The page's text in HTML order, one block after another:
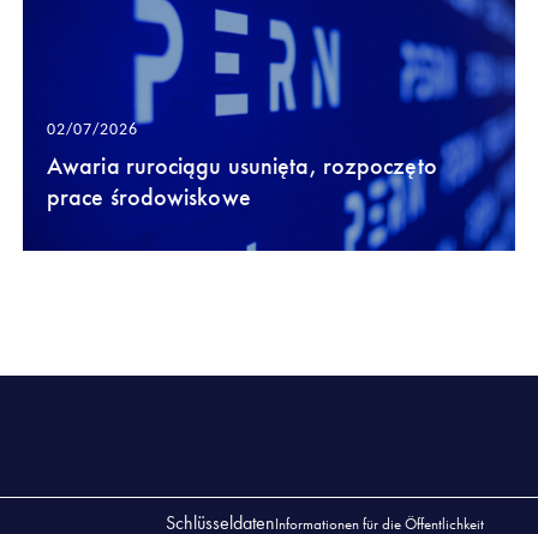
02/07/2026
Awaria rurociągu usunięta, rozpoczęto
prace środowiskowe
SchlüsseldatenInformationen für die Öffentlichkeit